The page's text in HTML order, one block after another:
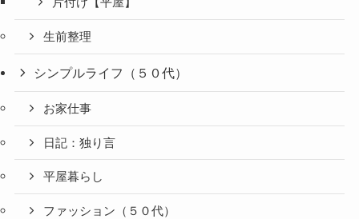
生前整理
シンプルライフ（５０代）
お家仕事
日記：独り言
平屋暮らし
ファッション（５０代）